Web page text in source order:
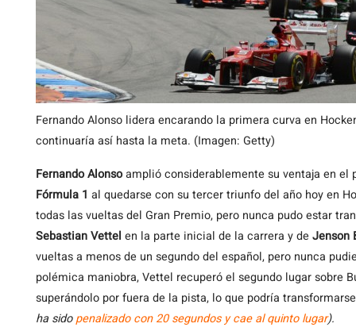
Fernando Alonso lidera encarando la primera curva en
continuaría así hasta la meta. (Imagen: Getty)
FernandoAlonsoamplió considerablemente su ventaja en
Fórmula 1 al quedarse con su tercer triunfo del año hoy en
todas las vueltas del Gran Premio, pero nunca pudo estar
Sebastian Vettel en la parte inicial de la carrera y de Jenson
vueltas a menos de un segundo del español, pero nunca
polémica maniobra, Vettel recuperó el segundo lugar sobre
superándolo por fuera de la pista, lo que podría
ha sidopenalizado con 20 segundos y cae al quinto lugar).